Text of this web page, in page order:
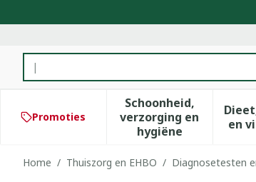
Product, merk, categorie...
Promoties
Schoonheid,
verzorging en
hygiëne
Toon submenu
en
Home / Thuiszorg en EHBO / Diagnosetesten